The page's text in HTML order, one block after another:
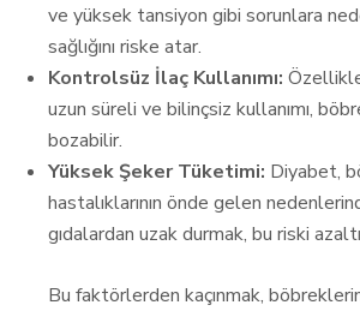
ve yüksek tansiyon gibi sorunlara
sağlığını riske atar.
Kontrolsüz İlaç Kullanımı:
uzun süreli ve bilinçsiz kullanımı,
bozabilir.
Yüksek Şeker Tüketimi: Diyabet,
hastalıklarının önde gelen
gıdalardan uzak durmak, bu riski
Bu faktörlerden kaçınmak,